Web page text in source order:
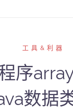
工具&利器
序
数据